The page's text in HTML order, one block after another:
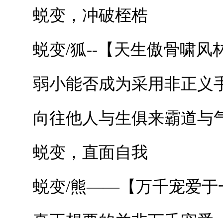
蜕变，冲破桎梏
蜕变/狐--【天生傲骨啸风
弱小能否成为采用非正义
向往他人与生俱来霸道与
蜕变，直面自我
蜕变/熊——【万千宠爱于